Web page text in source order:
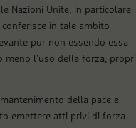
Nazioni Unite, in particolare
conferisce in tale ambito
pur non essendo essa
l’uso della forza, propri
della pace e
emettere atti privi di forza